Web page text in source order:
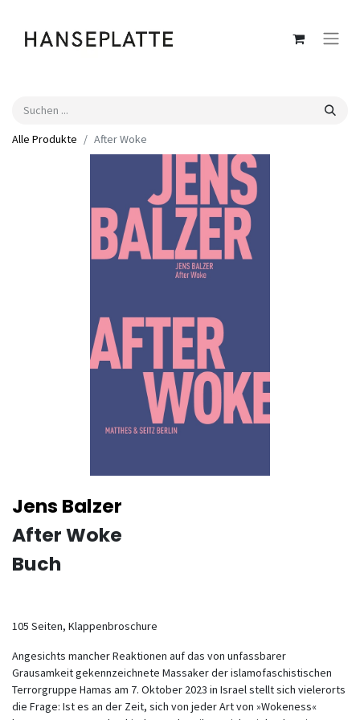
Alle Produkte After Woke
Jens Balzer
After Woke
Buch
105 Seiten, Klappenbroschure
Angesichts mancher Reaktionen auf das von unfassbarer
Grausamkeit gekennzeichnete Massaker der islamofaschistischen
Terrorgruppe Hamas am 7. Oktober 2023 in Israel stellt sich vielerorts
die Frage: Ist es an der Zeit, sich von jeder Art von »Wokeness«